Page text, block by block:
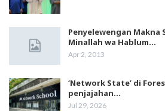
Penyelewengan Makna
Minallah wa Hablum…
Apr 2, 2013
‘Network State’ di
penjajahan…
Jul 29, 2026